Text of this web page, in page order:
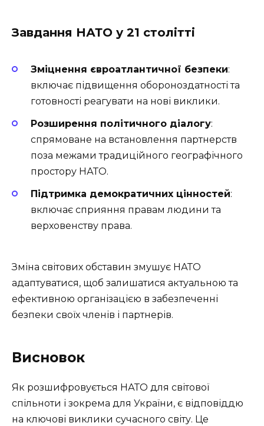
Завдання НАТО у 21 столітті
Зміцнення євроатлантичної безпеки:
включає підвищення обороноздатності та
готовності реагувати на нові виклики.
Розширення політичного діалогу:
спрямоване на встановлення партнерств
поза межами традиційного географічного
простору НАТО.
Підтримка демократичних цінностей:
включає сприяння правам людини та
верховенству права.
Зміна світових обставин змушує НАТО
адаптуватися, щоб залишатися актуальною та
ефективною організацією в забезпеченні
безпеки своїх членів і партнерів.
Висновок
Як розшифровується НАТО для світової
спільноти і зокрема для України, є відповіддю
на ключові виклики сучасного світу. Це